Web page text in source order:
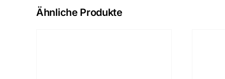
Ähnliche Produkte